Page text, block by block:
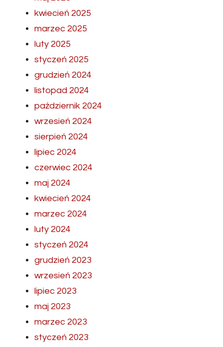
kwiecień 2025
marzec 2025
luty 2025
styczeń 2025
grudzień 2024
listopad 2024
październik 2024
wrzesień 2024
sierpień 2024
lipiec 2024
czerwiec 2024
maj 2024
kwiecień 2024
marzec 2024
luty 2024
styczeń 2024
grudzień 2023
wrzesień 2023
lipiec 2023
maj 2023
marzec 2023
styczeń 2023